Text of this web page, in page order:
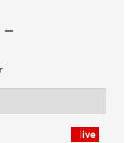
-
live